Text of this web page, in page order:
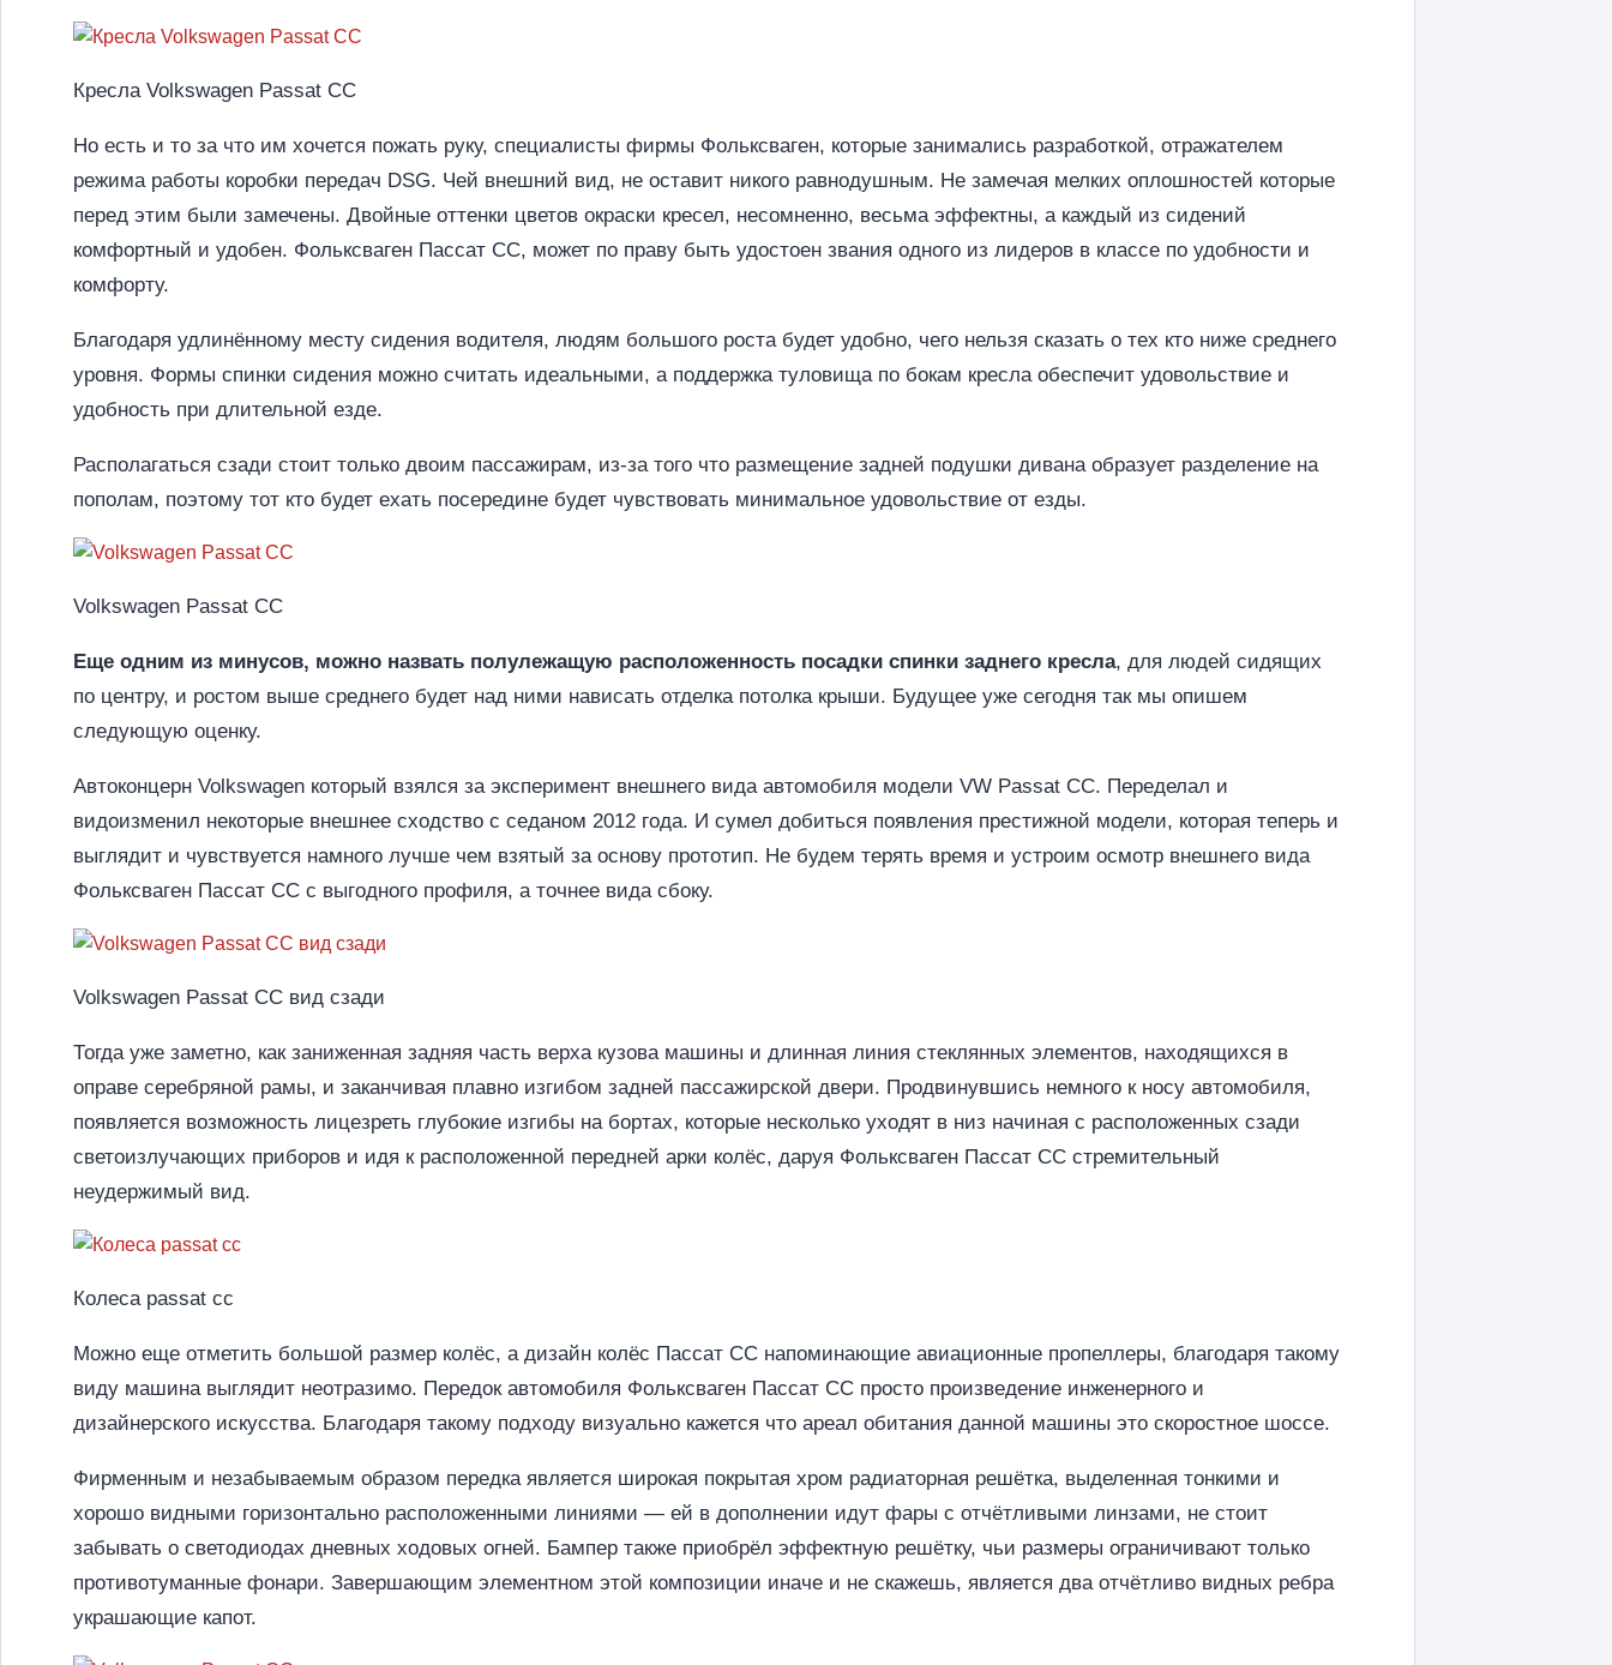
Кресла Volkswagen Passat CC
Но есть и то за что им хочется пожать руку, специалисты фирмы Фольксваген, которые занимались разработкой, отражателем
режима работы коробки передач DSG. Чей внешний вид, не оставит никого равнодушным. Не замечая мелких оплошностей которые
перед этим были замечены. Двойные оттенки цветов окраски кресел, несомненно, весьма эффектны, а каждый из сидений
комфортный и удобен. Фольксваген Пассат CC, может по праву быть удостоен звания одного из лидеров в классе по удобности и
комфорту.
Благодаря удлинённому месту сидения водителя, людям большого роста будет удобно, чего нельзя сказать о тех кто ниже среднего
уровня. Формы спинки сидения можно считать идеальными, а поддержка туловища по бокам кресла обеспечит удовольствие и
удобность при длительной езде.
Располагаться сзади стоит только двоим пассажирам, из-за того что размещение задней подушки дивана образует разделение на
пополам, поэтому тот кто будет ехать посередине будет чувствовать минимальное удовольствие от езды.
Volkswagen Passat CC
Еще одним из минусов, можно назвать полулежащую расположенность посадки спинки заднего кресла, для людей сидящих
по центру, и ростом выше среднего будет над ними нависать отделка потолка крыши. Будущее уже сегодня так мы опишем
следующую оценку.
Автоконцерн Volkswagen который взялся за эксперимент внешнего вида автомобиля модели VW Passat CC. Переделал и
видоизменил некоторые внешнее сходство с седаном 2012 года. И сумел добиться появления престижной модели, которая теперь и
выглядит и чувствуется намного лучше чем взятый за основу прототип. Не будем терять время и устроим осмотр внешнего вида
Фольксваген Пассат CC с выгодного профиля, а точнее вида сбоку.
Volkswagen Passat CC вид сзади
Тогда уже заметно, как заниженная задняя часть верха кузова машины и длинная линия стеклянных элементов, находящихся в
оправе серебряной рамы, и заканчивая плавно изгибом задней пассажирской двери. Продвинувшись немного к носу автомобиля,
появляется возможность лицезреть глубокие изгибы на бортах, которые несколько уходят в низ начиная с расположенных сзади
светоизлучающих приборов и идя к расположенной передней арки колёс, даруя Фольксваген Пассат CC стремительный
неудержимый вид.
Колеса passat cc
Можно еще отметить большой размер колёс, а дизайн колёс Пассат CC напоминающие авиационные пропеллеры, благодаря такому
виду машина выглядит неотразимо. Передок автомобиля Фольксваген Пассат CC просто произведение инженерного и
дизайнерского искусства. Благодаря такому подходу визуально кажется что ареал обитания данной машины это скоростное шоссе.
Фирменным и незабываемым образом передка является широкая покрытая хром радиаторная решётка, выделенная тонкими и
хорошо видными горизонтально расположенными линиями — ей в дополнении идут фары с отчётливыми линзами, не стоит
забывать о светодиодах дневных ходовых огней. Бампер также приобрёл эффектную решётку, чьи размеры ограничивают только
противотуманные фонари. Завершающим элементном этой композиции иначе и не скажешь, является два отчётливо видных ребра
украшающие капот.